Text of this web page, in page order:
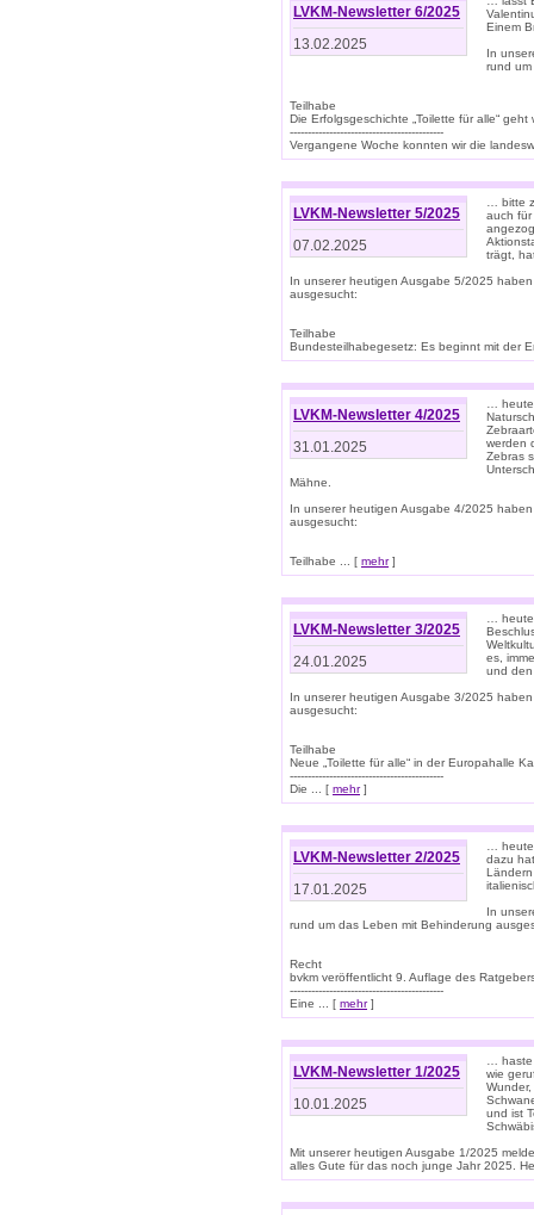
LVKM-Newsletter 6/2025
13.02.2025
Einem
In
rund
Teilhabe
Die Erfolgsgeschichte „Toilette für alle“
-------------------------------------------
Vergangene Woche konnten wir die
LVKM-Newsletter 5/2025
07.02.2025
… bitte
auch für
trägt,
In unserer heutigen Ausgabe 5/2025
ausgesucht:
Teilhabe
Bundesteilhabegesetz: Es beginnt mit der
LVKM-Newsletter 4/2025
31.01.2025
…
werden
Zebras
Mähne.
In unserer heutigen Ausgabe 4/2025
ausgesucht:
Teilhabe ... [ mehr]
LVKM-Newsletter 3/2025
24.01.2025
…
es,
und
In unserer heutigen Ausgabe 3/2025
ausgesucht:
Teilhabe
Neue „Toilette für alle“ in der Europahalle
-------------------------------------------
Die ... [ mehr]
LVKM-Newsletter 2/2025
17.01.2025
…
dazu
In
rund um das Leben mit Behinderung
Recht
bvkm veröffentlicht 9. Auflage des
-------------------------------------------
Eine ... [ mehr]
LVKM-Newsletter 1/2025
10.01.2025
…
wie
und ist
Mit unserer heutigen Ausgabe 1/2025
alles Gute für das noch junge Jahr 2025.